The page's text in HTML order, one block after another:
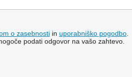
o zasebnostiin uporabniško pogodbo.
podati odgovor na vašo zahtevo.